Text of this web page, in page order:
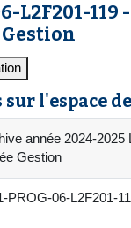
L2F201-119
l'espace
année 2024-2025
Gestion
PROG-06-L2F201-